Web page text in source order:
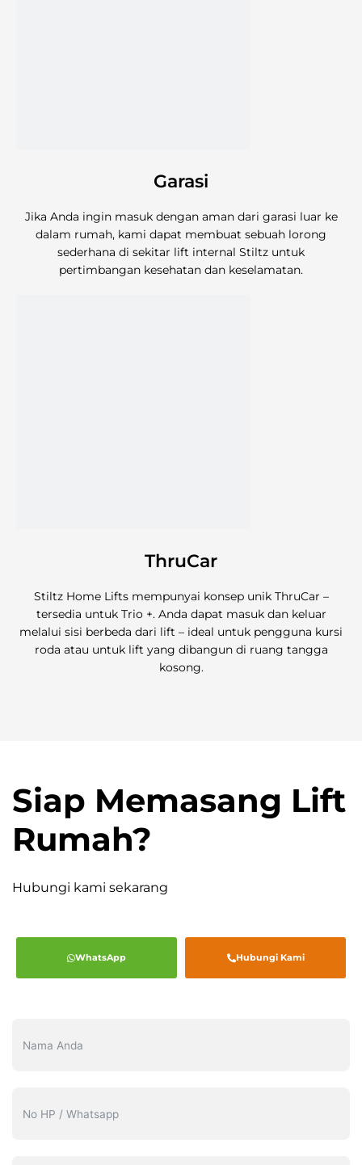
Garasi
Jika Anda ingin masuk dengan aman dari garasi luar ke
dalam rumah, kami dapat membuat sebuah lorong
sederhana di sekitar lift internal Stiltz untuk
pertimbangan kesehatan dan keselamatan.
ThruCar
Stiltz Home Lifts mempunyai konsep unik ThruCar –
tersedia untuk Trio +. Anda dapat masuk dan keluar
melalui sisi berbeda dari lift – ideal untuk pengguna kursi
roda atau untuk lift yang dibangun di ruang tangga
kosong.
Siap Memasang Lift
Rumah?
Hubungi kami sekarang
WhatsApp Hubungi Kami